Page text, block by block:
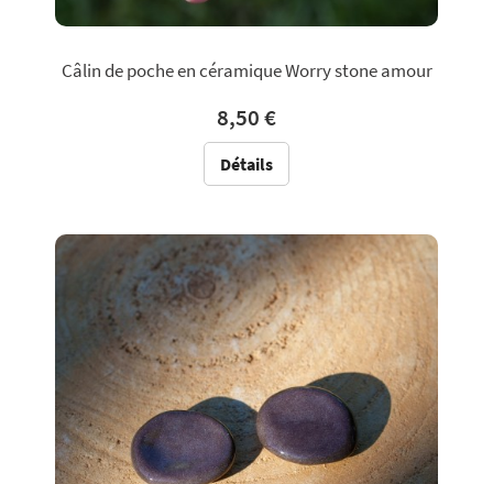
Câlin de poche en céramique Worry stone amour
8,50 €
Détails